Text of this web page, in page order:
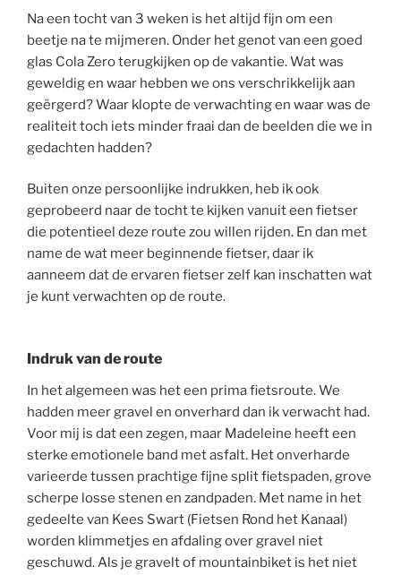
Na een tocht van 3 weken is het altijd fijn om een
beetje na te mijmeren. Onder het genot van een goed
glas Cola Zero terugkijken op de vakantie. Wat was
geweldig en waar hebben we ons verschrikkelijk aan
geërgerd? Waar klopte de verwachting en waar was de
realiteit toch iets minder fraai dan de beelden die we in
gedachten hadden?
Buiten onze persoonlijke indrukken, heb ik ook
geprobeerd naar de tocht te kijken vanuit een fietser
die potentieel deze route zou willen rijden. En dan met
name de wat meer beginnende fietser, daar ik
aanneem dat de ervaren fietser zelf kan inschatten wat
je kunt verwachten op de route.
Indruk van de route
In het algemeen was het een prima fietsroute. We
hadden meer gravel en onverhard dan ik verwacht had.
Voor mij is dat een zegen, maar Madeleine heeft een
sterke emotionele band met asfalt. Het onverharde
varieerde tussen prachtige fijne split fietspaden, grove
scherpe losse stenen en zandpaden. Met name in het
gedeelte van Kees Swart (Fietsen Rond het Kanaal)
worden klimmetjes en afdaling over gravel niet
geschuwd. Als je gravelt of mountainbiket is het niet